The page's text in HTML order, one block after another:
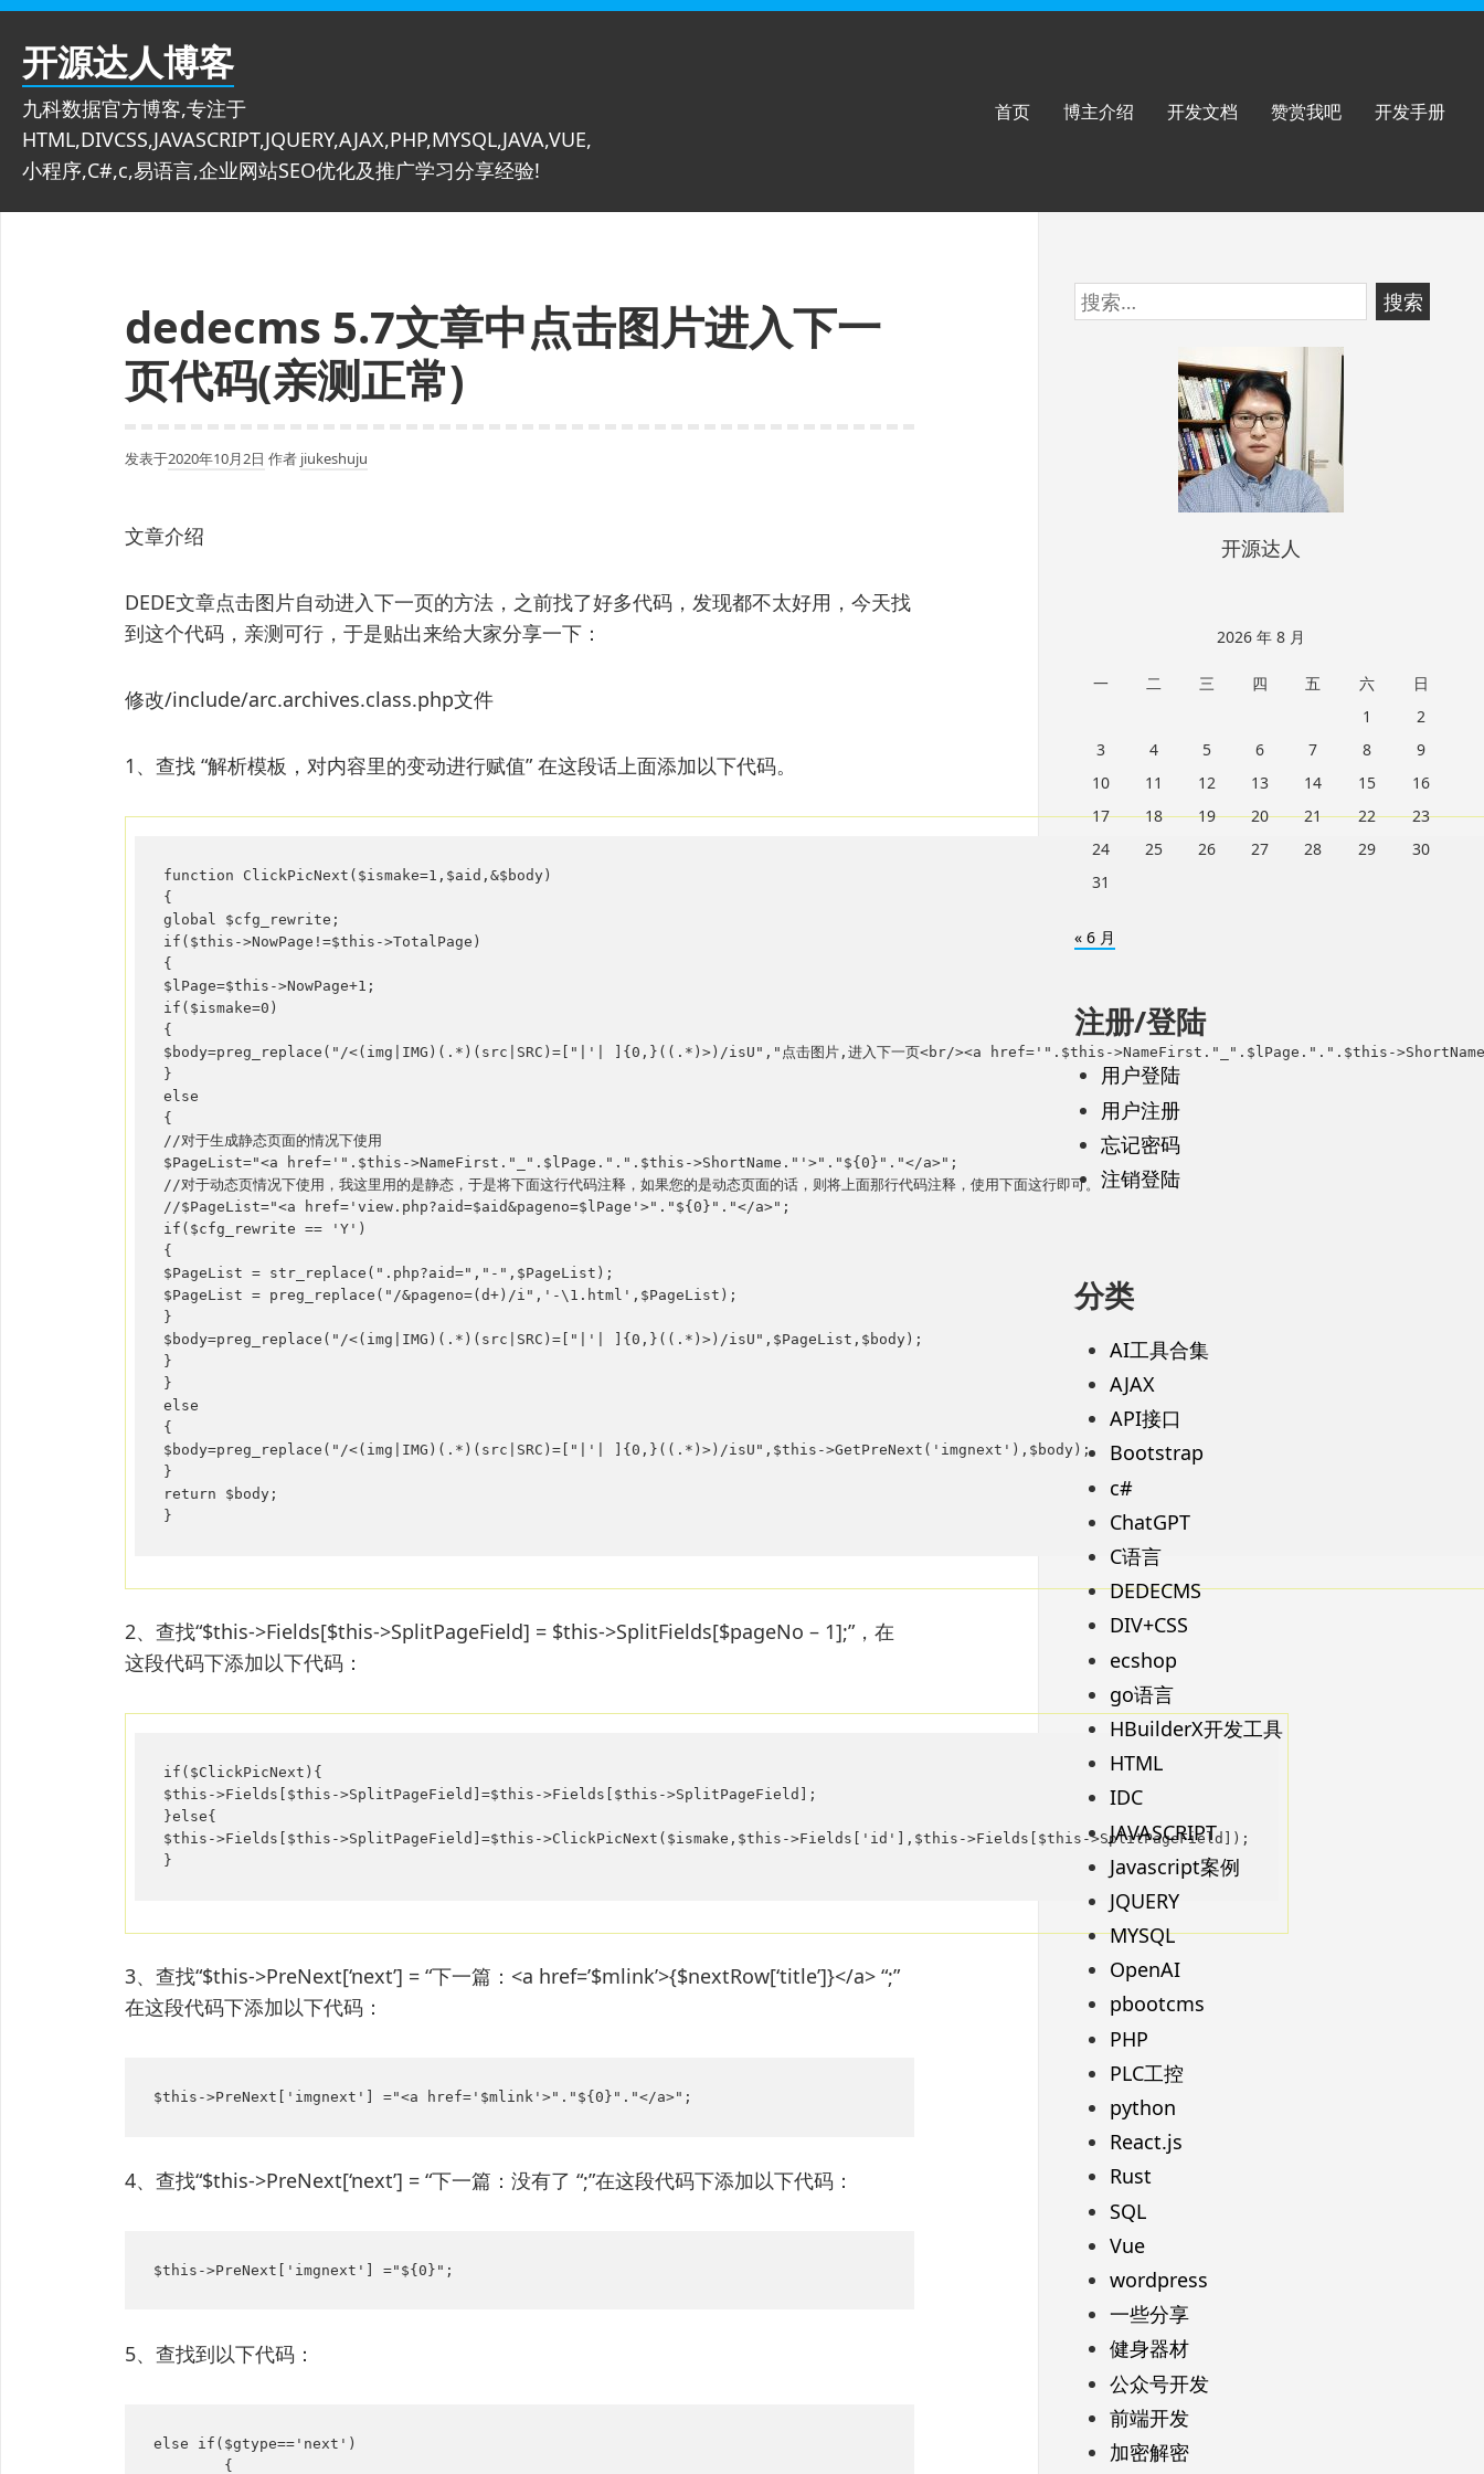
跳
开源达人博客
九科数据官方博客,专注于
HTML,DIVCSS,JAVASCRIPT,JQUERY,AJAX,PHP,MYSQL,JAVA,VUE,
小程序,C#,c,易语言,企业网站SEO优化及推广学习分享经验!
首页 博主介绍 开发文档 赞赏我吧 开发手册
dedecms 5.7文章中点击图片进入下一
页代码(亲测正常)
发表于2020年10月2日 作者 jiukeshuju
文章介绍
DEDE文章点击图片自动进入下一页的方法，之前找了好多代码，发现都不太好用，今天找
到这个代码，亲测可行，于是贴出来给大家分享一下：
修改/include/arc.archives.class.php文件
1、查找 “解析模板，对内容里的变动进行赋值” 在这段话上面添加以下代码。
function ClickPicNext($ismake=1,$aid,&$body)
{
global $cfg_rewrite;
if($this->NowPage!=$this->TotalPage)
{
$lPage=$this->NowPage+1;
if($ismake=0)
{
$body=preg_replace("/<(img|IMG)(.*)(src|SRC)=["|'| ]{0,}((.*)>)/isU","点击图片,进入下一页<br/><a href='".$this->NameFirst."_".$lPage.".".$this-
}
else
{
//对于生成静态页面的情况下使用
$PageList="<a href='".$this->NameFirst."_".$lPage.".".$this->ShortName."'>"."${0}"."</a>";
//对于动态页情况下使用，我这里用的是静态，于是将下面这行代码注释，如果您的是动态页面的话，则将上面那行代码注释，使用下面这行即可。
//$PageList="<a href='view.php?aid=$aid&pageno=$lPage'>"."${0}"."</a>";
if($cfg_rewrite == 'Y')
{
$PageList = str_replace(".php?aid=","-",$PageList);
$PageList = preg_replace("/&pageno=(d+)/i",'-\1.html',$PageList);
}
$body=preg_replace("/<(img|IMG)(.*)(src|SRC)=["|'| ]{0,}((.*)>)/isU",$PageList,$body);
}
}
else
{
$body=preg_replace("/<(img|IMG)(.*)(src|SRC)=["|'| ]{0,}((.*)>)/isU",$this->GetPreNext('imgnext'),$body);
}
return $body;
}
2、查找“$this->Fields[$this->SplitPageField] = $this->SplitFields[$pageNo – 1];”，在
这段代码下添加以下代码：
if($ClickPicNext){
$this->Fields[$this->SplitPageField]=$this->Fields[$this->SplitPageField];
}else{
$this->Fields[$this->SplitPageField]=$this->ClickPicNext($ismake,$this->Fields['id'],$this->Fields[$this->SplitPageField]);
}
3、查找“$this->PreNext[‘next’] = “下一篇：<a href=’$mlink’>{$nextRow[‘title’]}</a> “;”
在这段代码下添加以下代码：
$this->PreNext['imgnext'] ="<a href='$mlink'>"."${0}"."</a>";
4、查找“$this->PreNext[‘next’] = “下一篇：没有了 “;”在这段代码下添加以下代码：
$this->PreNext['imgnext'] ="${0}";
5、查找到以下代码：
else if($gtype=='next')
{
跳
至
搜
索：
开源达人
2026 年 8 月
一 二 三 四 五 六
日
1
2
3
4 5 6 7 8
9
10
11 12 13 14 15
16
17
18 19 20 21 22
23
24
25 26 27 28 29
30
31
« 6 月
注册/登陆
用户登陆
用户注册
忘记密码
注销登陆
分类
AI工具合集
AJAX
API接口
Bootstrap
c#
ChatGPT
C语言
DEDECMS
DIV+CSS
ecshop
go语言
HBuilderX开发工具
HTML
IDC
JAVASCRIPT
Javascript案例
JQUERY
MYSQL
OpenAI
pbootcms
PHP
PLC工控
python
React.js
Rust
SQL
Vue
wordpress
一些分享
健身器材
公众号开发
前端开发
加密解密